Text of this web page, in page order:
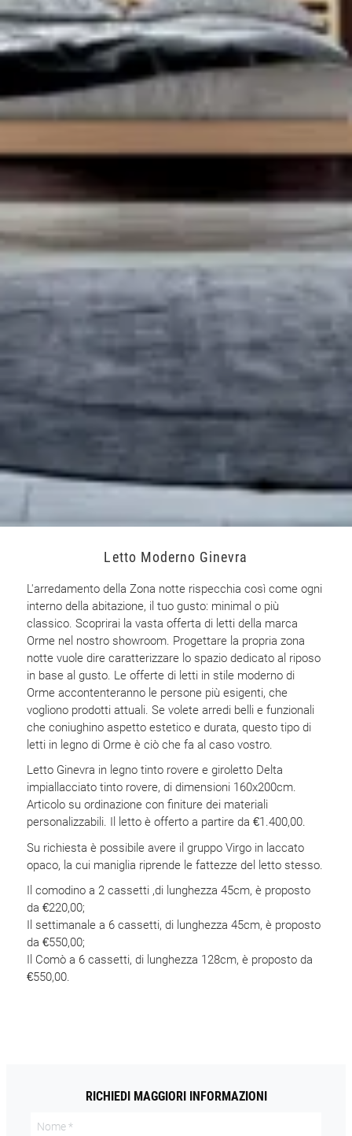
Letto Moderno Ginevra
L'arredamento della Zona notte rispecchia così come ogni
interno della abitazione, il tuo gusto: minimal o più
classico. Scoprirai la vasta offerta di letti della marca
Orme nel nostro showroom. Progettare la propria zona
notte vuole dire caratterizzare lo spazio dedicato al riposo
in base al gusto. Le offerte di letti in stile moderno di
Orme accontenteranno le persone più esigenti, che
vogliono prodotti attuali. Se volete arredi belli e funzionali
che coniughino aspetto estetico e durata, questo tipo di
letti in legno di Orme è ciò che fa al caso vostro.
Letto Ginevra in legno tinto rovere e giroletto Delta
impiallacciato tinto rovere, di dimensioni 160x200cm.
Articolo su ordinazione con finiture dei materiali
personalizzabili. Il letto è offerto a partire da €1.400,00.
Su richiesta è possibile avere il gruppo Virgo in laccato
opaco, la cui maniglia riprende le fattezze del letto stesso.
Il comodino a 2 cassetti ,di lunghezza 45cm, è proposto
da €220,00;
Il settimanale a 6 cassetti, di lunghezza 45cm, è proposto
da €550,00;
Il Comò a 6 cassetti, di lunghezza 128cm, è proposto da
€550,00.
RICHIEDI MAGGIORI INFORMAZIONI